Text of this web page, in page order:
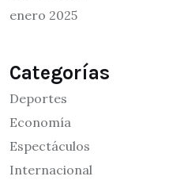
enero 2025
Categorías
Deportes
Economía
Espectáculos
Internacional